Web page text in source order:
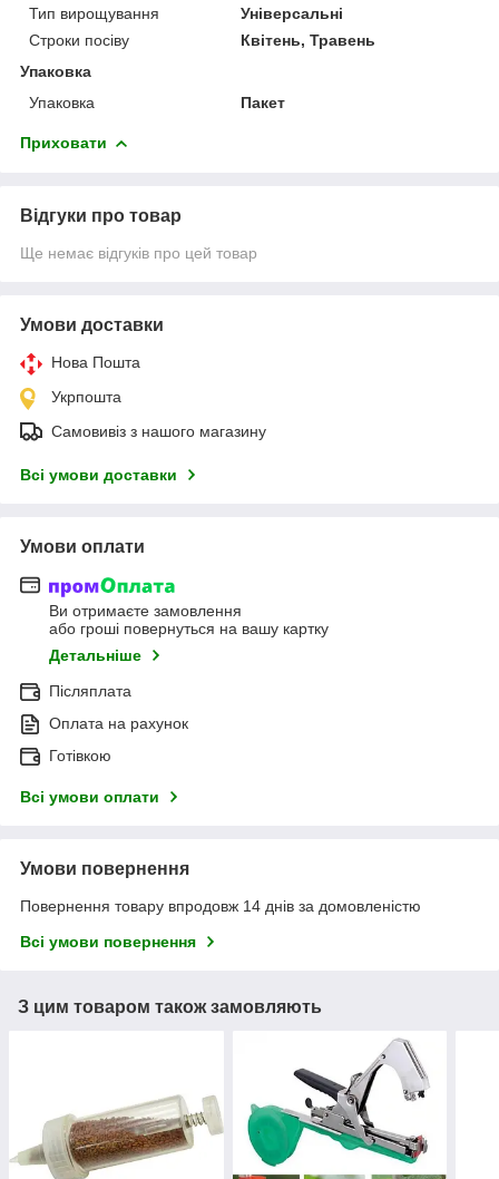
Тип вирощування
Універсальні
Строки посіву
Квітень, Травень
Упаковка
Упаковка
Пакет
Приховати
Відгуки про товар
Ще немає відгуків про цей товар
Умови доставки
Нова Пошта
Укрпошта
Самовивіз з нашого магазину
Всі умови доставки
Умови оплати
Ви отримаєте замовлення
або гроші повернуться на вашу картку
Детальніше
Післяплата
Оплата на рахунок
Готівкою
Всі умови оплати
Умови повернення
Повернення товару впродовж 14 днів за домовленістю
Всі умови повернення
З цим товаром також замовляють